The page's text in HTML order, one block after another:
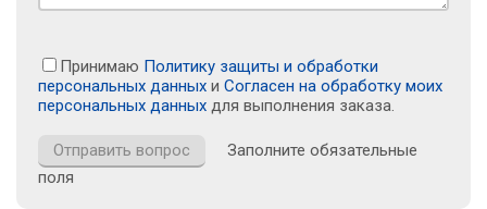
Принимаю Политику защиты и обработки
персональных данных и Согласен на обработку моих
персональных данных для выполнения заказа.
Заполните обязательные
поля